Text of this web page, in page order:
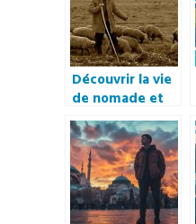
Découvrir la vie
de nomade et
apprécier
chaque instant